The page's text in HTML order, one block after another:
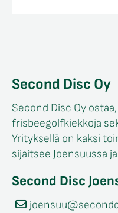
Second Disc Oy
Second Disc Oy
frisbeegolfkiekkoja
Yrityksellä on kaksi
sijaitsee Joensuussa
Second Disc